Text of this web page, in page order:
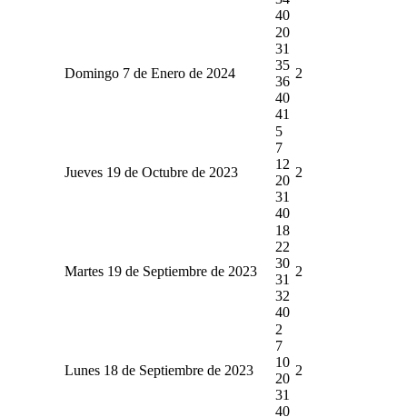
40
Domingo 7 de Enero de 2024
20
31
35
36
40
41
2
Jueves 19 de Octubre de 2023
5
7
12
20
31
40
2
Martes 19 de Septiembre de 2023
18
22
30
31
32
40
2
Lunes 18 de Septiembre de 2023
2
7
10
20
31
40
2